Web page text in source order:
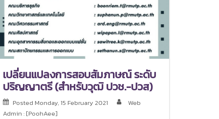
เปลี่ยนแปลงการสอบสัมภาษณ์ ระดับ
ปริญญาตรี (สำหรับวุฒิ ปวช.-ปวส)
Posted Monday, 15 February 2021
Web
Admin : [PoohAee]